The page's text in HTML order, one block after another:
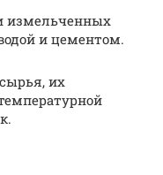
измельченных
и цементом.
их